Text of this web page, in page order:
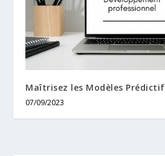
Maîtrisez les Modèles
07/09/2023